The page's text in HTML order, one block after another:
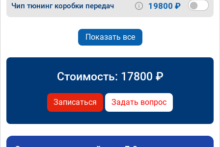
Чип тюнинг коробки передач 19800 ₽
Показать все
Стоимость: 17800 ₽
Записаться Задать вопрос